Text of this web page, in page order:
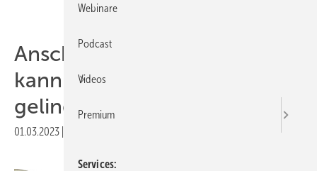
Anschluss als Nadelöhr: So
kann die Netzwende
gelingen
01.03.2023
Webinare
Podcast
Videos
Premium
Services